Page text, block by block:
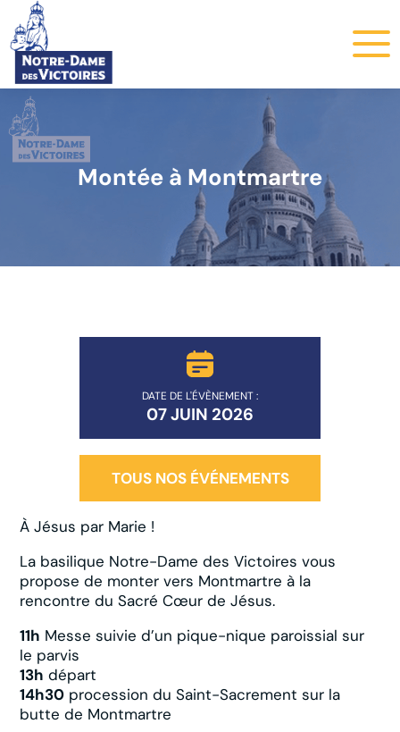
Montée à Montmartre
DATE DE L'ÉVÈNEMENT :
07 JUIN 2026
TOUS NOS ÉVÉNEMENTS
À Jésus par Marie !
La basilique Notre-Dame des Victoires vous
propose de monter vers Montmartre à la
rencontre du Sacré Cœur de Jésus.
11h Messe suivie d’un pique-nique paroissial sur
le parvis
13h départ
14h30 procession du Saint-Sacrement sur la
butte de Montmartre